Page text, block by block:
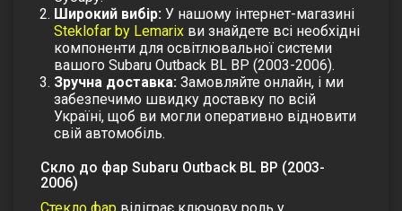
Широкий вибір: У нашому інтернет-магазині
Steklofar by Lemarix ви знайдете всі необхідні
компоненти для освітлювальної системи
вашого Subaru Outback BL BP (2003-2006).
Зручна доставка: Замовляйте онлайн, і ми
забезпечимо швидку доставку по всій
Україні, щоб ви могли оперативно відновити
свій автомобіль.
Скло до фар Subaru Outback BL BP (2003-
2006)
Стекло фар відіграє ключову роль у